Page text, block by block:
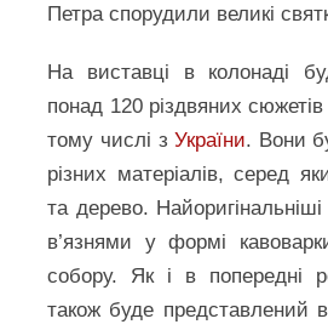
Петра спорудили великі
На виставці в колонаді
понад 120 різдвяних сюжетів
тому числі зУкраїни. Вони
різних матеріалів, серед
та дерево. Найоригінальніші
в’язнями у формі
собору. Як і в попередні
також буде представлений